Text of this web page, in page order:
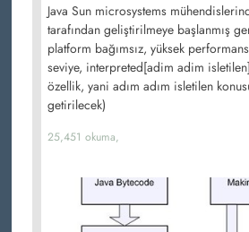
Java Sun microsystems
tarafından geliştirilmeye başlanmış
platform bağımsız, yüksek
seviye, interpreted[adim adim
özellik, yani adım adım isletilen
getirilecek)
25,451 okuma,